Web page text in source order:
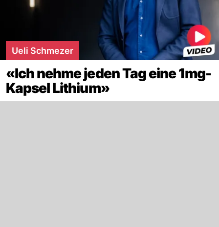
Ueli Schmezer
«Ich nehme jeden Tag eine 1mg-
Kapsel Lithium»